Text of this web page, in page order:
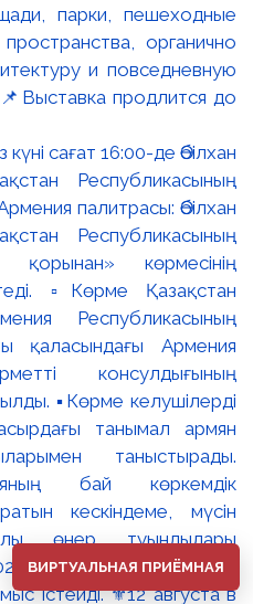
парки, пешеходные
органично
и повседневную
продлится до
ВИРТУАЛЬНАЯ ПРИЁМНАЯ